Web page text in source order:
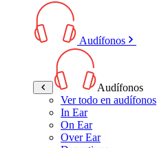
Audífonos
Audífonos
Ver todo en audífonos
In Ear
On Ear
Over Ear